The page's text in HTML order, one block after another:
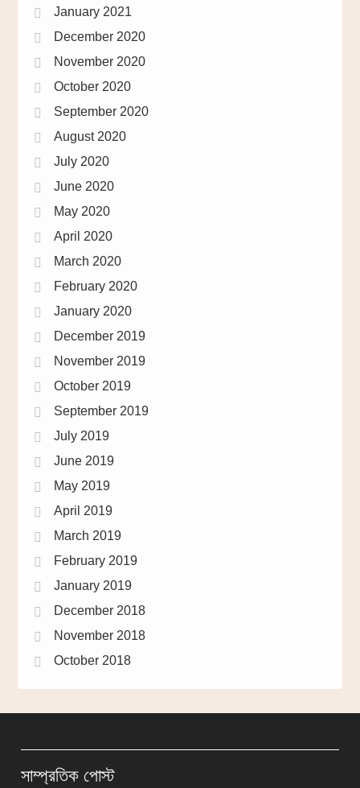
January 2021
December 2020
November 2020
October 2020
September 2020
August 2020
July 2020
June 2020
May 2020
April 2020
March 2020
February 2020
January 2020
December 2019
November 2019
October 2019
September 2019
July 2019
June 2019
May 2019
April 2019
March 2019
February 2019
January 2019
December 2018
November 2018
October 2018
সাম্প্রতিক পোস্ট